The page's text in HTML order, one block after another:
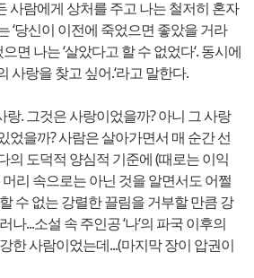
사람에게 상처를 주고 나는 철저히 혼자
‘당신이 이전에 죽었으면 좋았을 거라
면 나는 ‘살았다고 할 수 없었다‘. 동시에
사랑을 찾고 싶어.‘라고 말한다.
. 그것은 사랑이었을까? 아니 그 사랑
었을까? 사람은 살아가면서 매 순간 선
의 도덕적 양심적 기준에 (때로는 이익
리 속으로는 아닌 것을 알면서도 어쩔
수 없는 강렬한 끌림을 거부할 만큼 강
나...소설 속 주인공 ‘나‘의 파국 이후의
한 사람이었는데...(마지막 장이 압권이